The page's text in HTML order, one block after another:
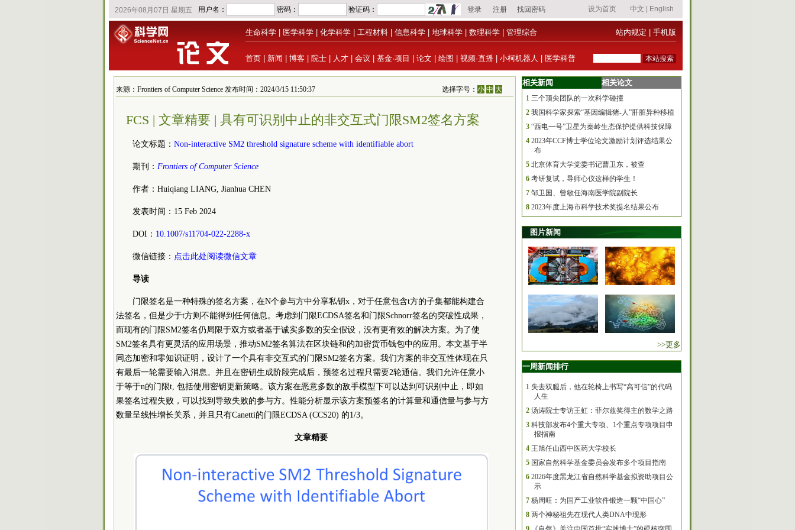
生命科学 医学科学 化学科学 工程材料 信息科学 地球科学 数理科学 管理综合 站内规定 手机版
首页 新闻 博客 院士 人才 会议 基金·项目 论文 绘图 视频·直播 小柯机器人 医学科普
来源：Frontiers of Computer Science 发布时间：2024/3/15 11:50:37 选择字号：小 中 大
FCS | 文章精要 | 具有可识别中止的非交互式门限SM2签名方案
论文标题： Non-interactive SM2 threshold signature scheme with identifiable abort
期刊： Frontiers of Computer Science
作者：Huiqiang LIANG, Jianhua CHEN
发表时间：15 Feb 2024
DOI： 10.1007/s11704-022-2288-x
微信链接： 点击此处阅读微信文章
导读
门限签名是一种特殊的签名方案，在N个参与方中分享私钥x，对于任意包含t方的子集都能构建合
法签名，但是少于t方则不能得到任何信息。考虑到门限ECDSA签名和门限Schnorr签名的突破性成果，
而现有的门限SM2签名仍局限于双方或者基于诚实多数的安全假设，没有更有效的解决方案。为了使
SM2签名具有更灵活的应用场景，推动SM2签名算法在区块链和的加密货币钱包中的应用。本文基于半
同态加密和零知识证明，设计了一个具有非交互式的门限SM2签名方案。我们方案的非交互性体现在只
有最后一轮需要输入消息。并且在密钥生成阶段完成后，预签名过程只需要2轮通信。我们允许任意小
于等于n的门限t, 包括使用密钥更新策略。该方案在恶意多数的敌手模型下可以达到可识别中止，即如
果签名过程失败，可以找到导致失败的参与方。性能分析显示该方案预签名的计算量和通信量与参与方
数量呈线性增长关系，并且只有Canetti的门限ECDSA (CCS20) 的1/3。
文章精要
相关新闻 相关论文
1 三个顶尖团队的一次科学碰撞
2 我国科学家探索“基因编辑猪-人”肝脏异种移植
3 “西电一号”卫星为秦岭生态保护提供科技保障
4 2023年CCF博士学位论文激励计划评选结果公
布
5 北京体育大学党委书记曹卫东，被查
6 考研复试，导师心仪这样的学生！
7 邹卫国、曾敏任海南医学院副院长
8 2023年度上海市科学技术奖提名结果公布
图片新闻
>>更多
一周新闻排行
1 失去双腿后，他在轮椅上书写“高可信”的代码
人生
2 汤涛院士专访王虹：菲尔兹奖得主的数学之路
3 科技部发布4个重大专项、1个重点专项项目申
报指南
4 王旭任山西中医药大学校长
5 国家自然科学基金委员会发布多个项目指南
6 2026年度黑龙江省自然科学基金拟资助项目公
示
7 杨周旺：为国产工业软件锻造一颗“中国心”
8 两个神秘祖先在现代人类DNA中现形